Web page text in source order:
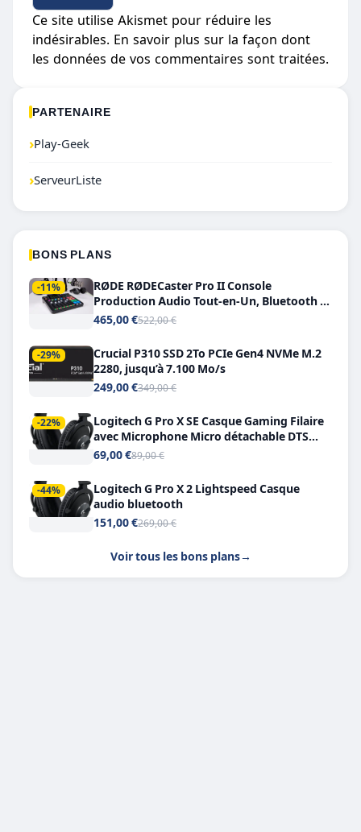
Ce site utilise Akismet pour réduire les
indésirables. En savoir plus sur la façon dont
les données de vos commentaires sont traitées.
PARTENAIRE
›Play-Geek
›ServeurListe
BONS PLANS
-11%
RØDE RØDECaster Pro II Console
Production Audio Tout-en-Un, Bluetooth et
Double USB-C
465,00 €522,00 €
-29%
Crucial P310 SSD 2To PCIe Gen4 NVMe M.2
2280, jusqu’à 7.100 Mo/s
249,00 €349,00 €
-22%
Logitech G Pro X SE Casque Gaming Filaire
avec Microphone Micro détachable DTS
Headphone X 7.1
69,00 €89,00 €
-44%
Logitech G Pro X 2 Lightspeed Casque
audio bluetooth
151,00 €269,00 €
Voir tous les bons plans→